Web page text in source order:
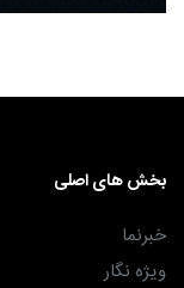
بخش های اصلی
خبرنما
ویژه نگار